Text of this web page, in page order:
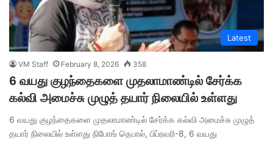
Latest
VM Staff February 8, 2026 358
6 வயது குழந்தைகளை முதலாமாண்டில் சேர்க்க
கல்வி அமைச்சு முழுத் தயார் நிலையில் உள்ளது
6 வயது குழந்தைகளை முதலாமாண்டில் சேர்க்க கல்வி அமைச்சு முழுத்
தயார் நிலையில் உள்ளது நிபோங் தெபால், பிப்ரவரி-8, 6 வயது